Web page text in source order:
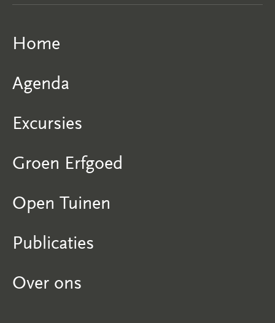
Home
Agenda
Excursies
Groen Erfgoed
Open Tuinen
Publicaties
Over ons